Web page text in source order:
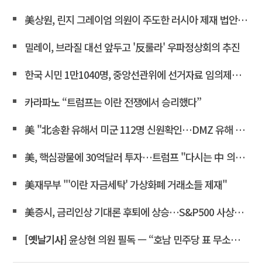
美상원, 린지 그레이엄 의원이 주도한 러시아 제재 법안 통과
밀레이, 브라질 대선 앞두고 '反룰라' 우파정상회의 추진
한국 시민 1만1040명, 중앙선관위에 선거자료 임의제출 요청
카라파노 “트럼프는 이란 전쟁에서 승리했다”
美 "北송환 유해서 미군 112명 신원확인…DMZ 유해 발굴 재개"
美, 핵심광물에 30억달러 투자…트럼프 "다시는 中 의존 않도록"
美재무부 "'이란 자금세탁' 가상화폐 거래소들 제재"
美증시, 금리인상 기대론 후퇴에 상승…S&P500 사상최고치 마감
[옛날기사] 윤상현 의원 필독 ㅡ “호남 민주당 표 무소속에 보태”… 전산 조작으로 ‘선거비 보전’ 의혹